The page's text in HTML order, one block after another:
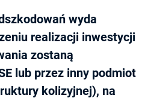
wyda
realizacji inwestycji
zostaną
lub przez inny podmiot
kolizyjnej), na